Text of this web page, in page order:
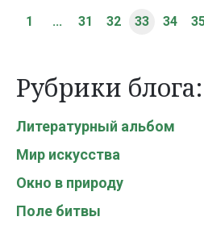
1 ... 31 32 33 34
Рубрики блога:
Литературный альбом
Мир искусства
Окно в природу
Поле битвы